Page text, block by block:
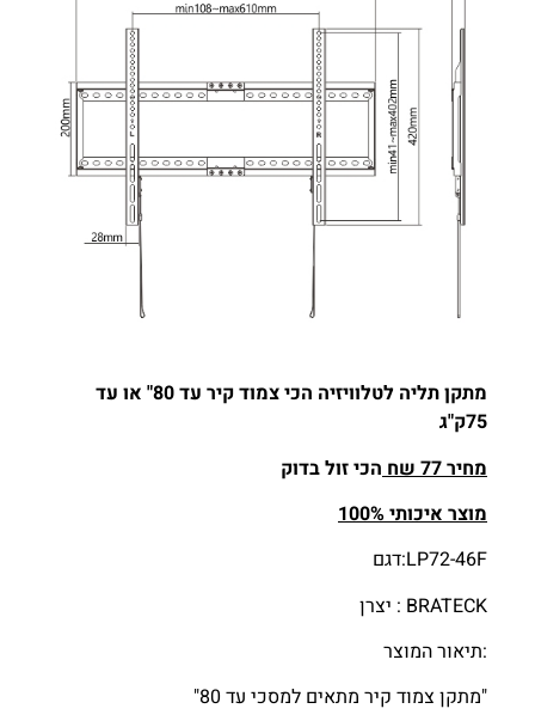
מתקן תליה לטלוויזיה הכי צמוד קיר עד80" או עד
75ק"ג
מחיר 77 שח
הכי זול בדוק
מוצר איכותי100%
LP72-46F:דגם
BRATECK : יצרן
:תיאור המוצר
"מתקן צמוד קיר מתאים למסכי עד 80"